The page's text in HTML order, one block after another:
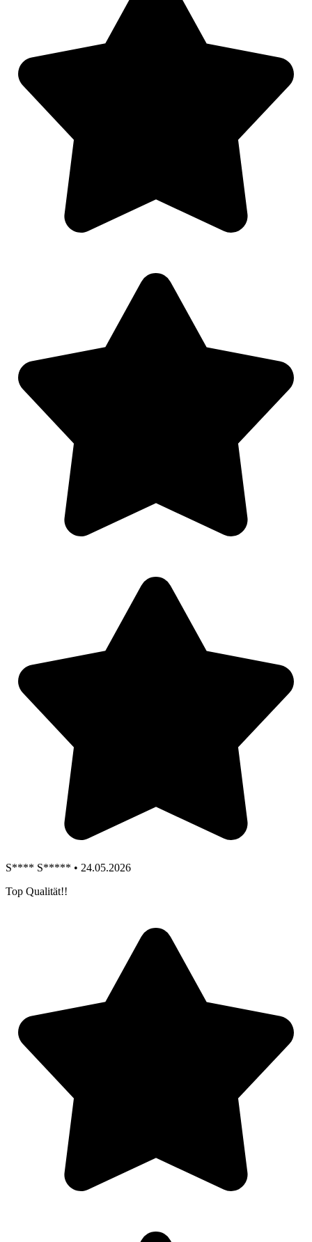
S**** S***** • 24.05.2026
Top Qualität!!